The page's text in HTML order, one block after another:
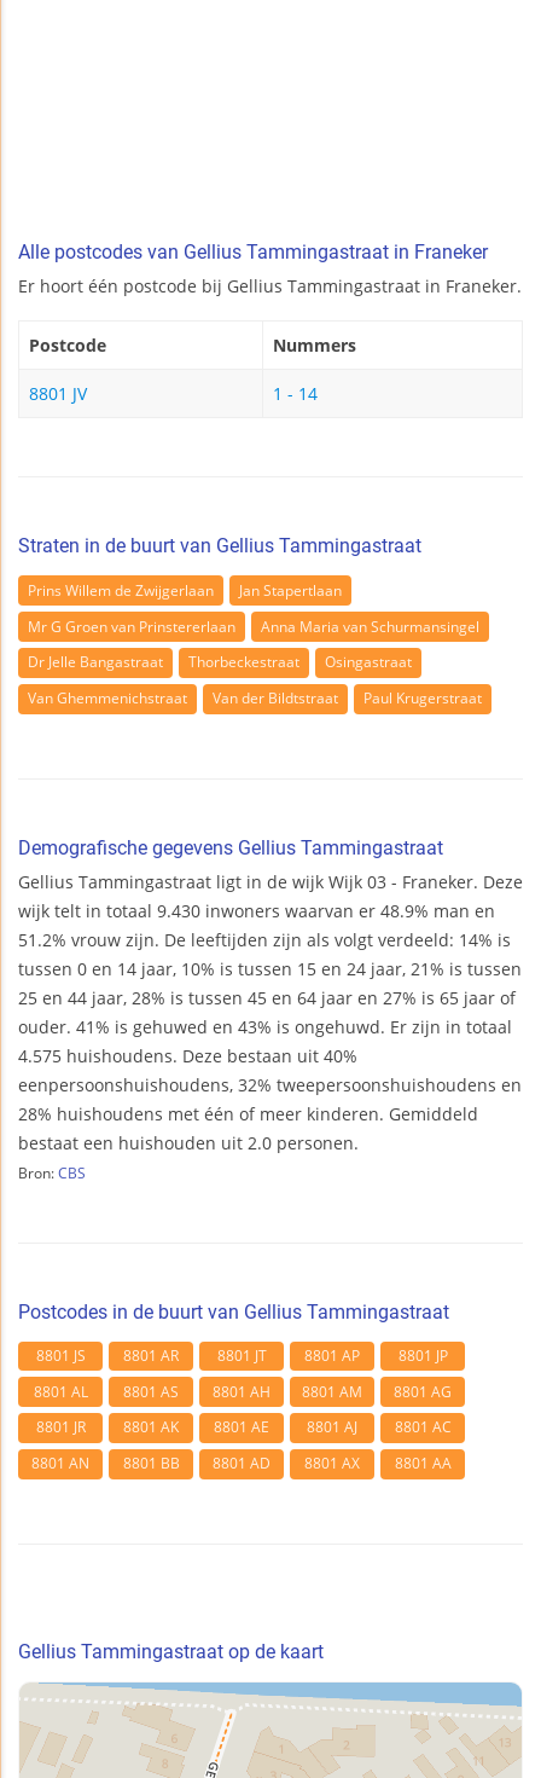
Alle postcodes van Gellius Tammingastraat in Franeker
Er hoort één postcode bij Gellius Tammingastraat in Franeker.
Postcode Nummers
8801 JV 1 - 14
Straten in de buurt van Gellius Tammingastraat
Prins Willem de Zwijgerlaan
Jan Stapertlaan
Mr G Groen van Prinstererlaan
Anna Maria van Schurmansingel
Dr Jelle Bangastraat
Thorbeckestraat
Osingastraat
Van Ghemmenichstraat
Van der Bildtstraat Paul Krugerstraat
Demografische gegevens Gellius Tammingastraat
Gellius Tammingastraat ligt in de wijk Wijk 03 - Franeker. Deze
wijk telt in totaal 9.430 inwoners waarvan er 48.9% man en
51.2% vrouw zijn. De leeftijden zijn als volgt verdeeld: 14% is
tussen 0 en 14 jaar, 10% is tussen 15 en 24 jaar, 21% is tussen
25 en 44 jaar, 28% is tussen 45 en 64 jaar en 27% is 65 jaar of
ouder. 41% is gehuwed en 43% is ongehuwd. Er zijn in totaal
4.575 huishoudens. Deze bestaan uit 40%
eenpersoonshuishoudens, 32% tweepersoonshuishoudens en
28% huishoudens met één of meer kinderen. Gemiddeld
bestaat een huishouden uit 2.0 personen.
Bron: CBS
Postcodes in de buurt van Gellius Tammingastraat
8801 JS 8801 AR 8801 JT 8801 AP
8801 JP
8801 AL
8801 AS 8801 AH 8801 AM
8801 AG
8801 JR
8801 AK 8801 AE 8801 AJ
8801 AC
8801 AN
8801 BB 8801 AD 8801 AX 8801 AA
Gellius Tammingastraat op de kaart